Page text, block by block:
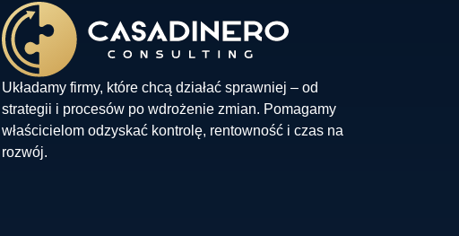
Układamy firmy, które chcą działać sprawniej – od
strategii i procesów po wdrożenie zmian. Pomagamy
właścicielom odzyskać kontrolę, rentowność i czas na
rozwój.